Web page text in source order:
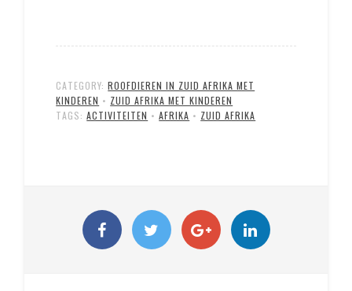
CATEGORY:ROOFDIEREN IN ZUID AFRIKA MET
KINDEREN • ZUID AFRIKA MET KINDEREN
TAGS:ACTIVITEITEN •AFRIKA • ZUID AFRIKA